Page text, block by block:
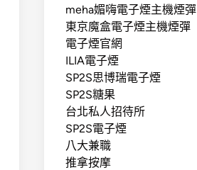
meha媚嗨電子煙主機煙彈
東京魔盒電子煙主機煙彈
電子煙官網
ILIA電子煙
SP2S思博瑞電子煙
SP2S糖果
台北私人招待所
SP2S電子煙
八大兼職
推拿按摩